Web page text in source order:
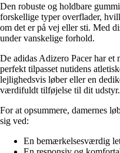
Den robuste og holdbare
forskellige typer overflader,
om det er på vej eller sti. Med
under vanskelige forhold.
De adidas Adizero Pacer har et
perfekt tilpasset nutidens
lejlighedsvis løber eller en
værdifuldt tilføjelse til dit udstyr.
For at opsummere, damernes
sig ved:
En bemærkelsesværdig